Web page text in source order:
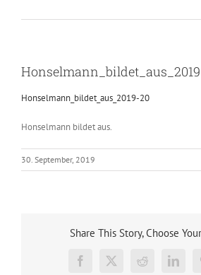
Honselmann_bildet_aus_2019-20
Honselmann bildet aus.
30. September, 2019
Share This Story, Choose
Facebook
X Reddit